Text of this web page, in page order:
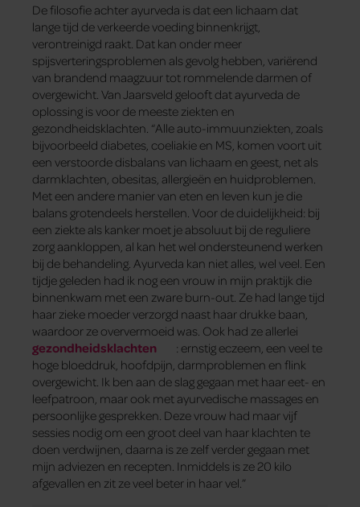
De filosofie achter ayurveda is dat een lichaam dat
lange tijd de verkeerde voeding binnenkrijgt,
verontreinigd raakt. Dat kan onder meer
spijsverteringsproblemen als gevolg hebben, variërend
van brandend maagzuur tot rommelende darmen of
overgewicht. Van Jaarsveld gelooft dat ayurveda de
oplossing is voor de meeste ziekten en
gezondheidsklachten. “Alle auto-immuunziekten, zoals
bijvoorbeeld diabetes, coeliakie en MS, komen voort uit
een verstoorde disbalans van lichaam en geest, net als
darmklachten, obesitas, allergieën en huidproblemen.
Met een andere manier van eten en leven kun je die
balans grotendeels herstellen. Voor de duidelijkheid: bij
een ziekte als kanker moet je absoluut bij de reguliere
zorg aankloppen, al kan het wel ondersteunend werken
bij de behandeling. Ayurveda kan niet alles, wel veel. Een
tijdje geleden had ik nog een vrouw in mijn praktijk die
binnenkwam met een zware burn-out. Ze had lange tijd
haar zieke moeder verzorgd naast haar drukke baan,
waardoor ze oververmoeid was. Ook had ze allerlei
gezondheidsklachten
: ernstig eczeem, een veel te
hoge bloeddruk, hoofdpijn, darmproblemen en flink
overgewicht. Ik ben aan de slag gegaan met haar eet- en
leefpatroon, maar ook met ayurvedische massages en
persoonlijke gesprekken. Deze vrouw had maar vijf
sessies nodig om een groot deel van haar klachten te
doen verdwijnen, daarna is ze zelf verder gegaan met
mijn adviezen en recepten. Inmiddels is ze 20 kilo
afgevallen en zit ze veel beter in haar vel.”